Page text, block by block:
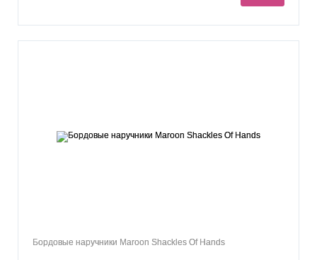
Бордовые наручники Maroon Shackles Of Hands